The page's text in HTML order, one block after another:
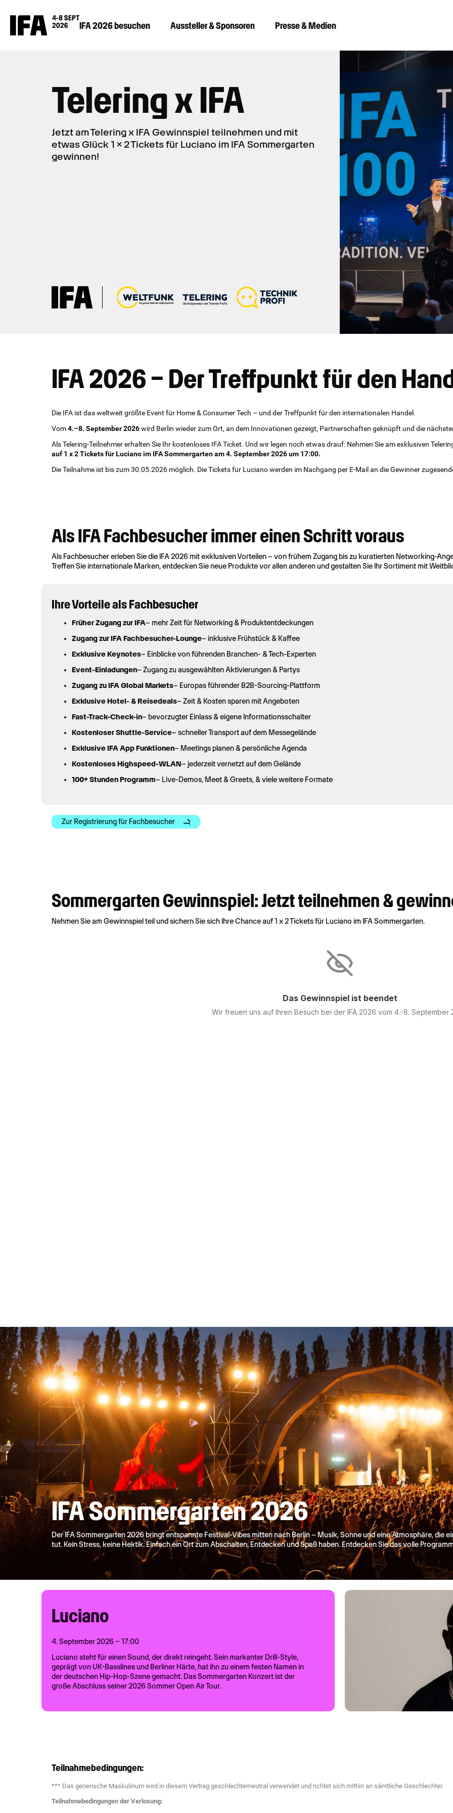
IFA 2026 besuchen Aussteller & Sponsoren Presse & Medien
Telering x IFA
Jetzt am Telering x IFA Gewinnspiel teilnehmen und mit
etwas Glück 1 × 2 Tickets für Luciano im IFA Sommergarten
gewinnen!
IFA 2026 – Der Treffpunkt für den
Die IFA ist das weltweit größte Event für Home & Consumer Tech – und der Treffpunkt für den internationalen Handel.
Vom4.–8. September 2026wird Berlin wieder zum Ort, an dem Innovationen gezeigt, Partnerschaften geknüpft und die
Als Telering-Teilnehmer erhalten Sie Ihr kostenloses IFA Ticket. Und wir legen noch etwas drauf: Nehmen Sie am exklusiven
auf 1 x 2 Tickets für Luciano im IFA Sommergarten am 4. September 2026 um 17:00.
Die Teilnahme ist bis zum 30.05.2026 möglich. Die Tickets für Luciano werden im Nachgang per E-Mail an die Gewinner
Als IFA Fachbesucher immer einen Schritt voraus
Als Fachbesucher erleben Sie die IFA 2026 mit exklusiven Vorteilen – von frühem Zugang bis zu kuratierten Networking-
Treffen Sie internationale Marken, entdecken Sie neue Produkte vor allen anderen und gestalten Sie Ihr Sortiment mit
Ihre Vorteile als Fachbesucher
Früher Zugang zur IFA– mehr Zeit für Networking & Produktentdeckungen
Zugang zur IFA Fachbesucher-Lounge– inklusive Frühstück & Kaffee
Exklusive Keynotes– Einblicke von führenden Branchen- & Tech-Experten
Event-Einladungen– Zugang zu ausgewählten Aktivierungen & Partys
Zugang zu IFA Global Markets– Europas führender B2B-Sourcing-Plattform
Exklusive Hotel- & Reisedeals– Zeit & Kosten sparen mit Angeboten
Fast-Track-Check-in– bevorzugter Einlass & eigene Informationsschalter
Kostenloser Shuttle-Service– schneller Transport auf dem Messegelände
Exklusive IFA App Funktionen– Meetings planen & persönliche Agenda
Kostenloses Highspeed-WLAN– jederzeit vernetzt auf dem Gelände
100+ Stunden Programm– Live-Demos, Meet & Greets, & viele weitere Formate
Zur Registrierung für Fachbesucher
Sommergarten Gewinnspiel: Jetzt teilnehmen &
Nehmen Sie am Gewinnspiel teil und sichern Sie sich Ihre Chance auf 1 x 2 Tickets für Luciano im IFA Sommergarten.
IFA Sommergarten 2026
Der IFA Sommergarten 2026 bringt entspannte Festival­-Vibes mitten nach Berlin – Musik, Sonne und eine Atmosphäre, die
tut. Kein Stress, keine Hektik. Einfach ein Ort zum Abschalten, Entdecken und Spaß haben. Entdecken Sie das volle
Luciano
4. September 2026 – 17:00
Luciano steht für einen Sound, der direkt reingeht. Sein markanter Drill-Style,
geprägt von UK-Basslines und Berliner Härte, hat ihn zu einem festen Namen in
der deutschen Hip-Hop-Szene gemacht. Das Sommergarten Konzert ist der
große Abschluss seiner 2026 Sommer Open Air Tour.
Teilnahmebedingungen:
*** Das generische Maskulinum wird in diesem Vertrag geschlechterneutral verwendet und richtet sich mithin an sämtliche Geschlechter.
Teilnahmebedingungen der Verlosung: